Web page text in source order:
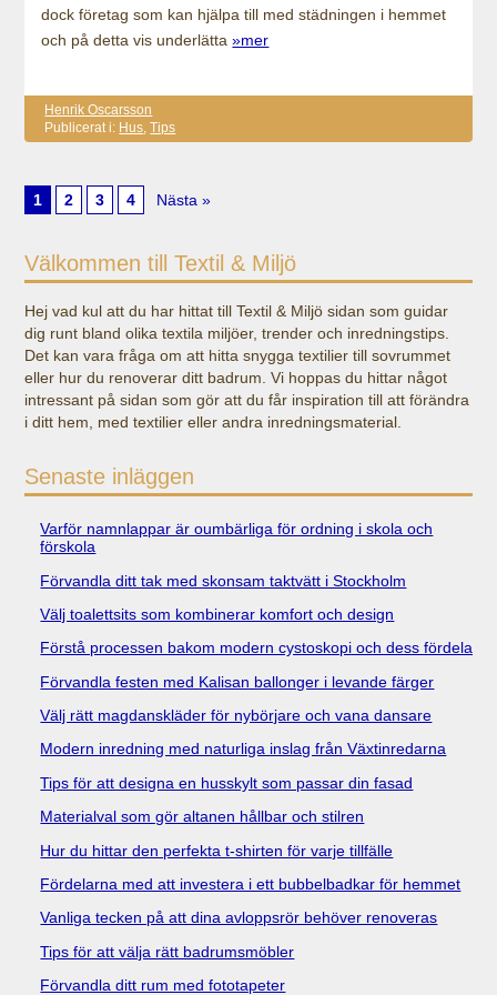
dock företag som kan hjälpa till med städningen i hemmet
och på detta vis underlätta»mer
Henrik Oscarsson
Publicerat i: Hus Tips
1 2 3 4 Nästa »
Välkommen till Textil & Miljö
Hej vad kul att du har hittat till Textil & Miljö sidan som guidar
dig runt bland olika textila miljöer, trender och inredningstips.
Det kan vara fråga om att hitta snygga textilier till sovrummet
eller hur du renoverar ditt badrum. Vi hoppas du hittar något
intressant på sidan som gör att du får inspiration till att förändra
i ditt hem, med textilier eller andra inredningsmaterial.
Senaste inläggen
Varför namnlappar är oumbärliga för ordning i skola och
förskola
Förvandla ditt tak med skonsam taktvätt i Stockholm
Välj toalettsits som kombinerar komfort och design
Förstå processen bakom modern cystoskopi och dess fördelar
Förvandla festen med Kalisan ballonger i levande färger
Välj rätt magdanskläder för nybörjare och vana dansare
Modern inredning med naturliga inslag från Växtinredarna
Tips för att designa en husskylt som passar din fasad
Materialval som gör altanen hållbar och stilren
Hur du hittar den perfekta t-shirten för varje tillfälle
Fördelarna med att investera i ett bubbelbadkar för hemmet
Vanliga tecken på att dina avloppsrör behöver renoveras
Tips för att välja rätt badrumsmöbler
Förvandla ditt rum med fototapeter